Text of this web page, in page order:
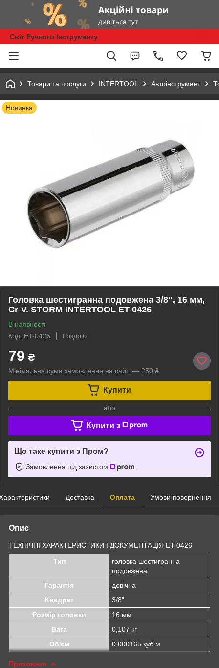
Світ Ручного Інструменту
Товари та послуги INTERTOOL Автоінструмент
Новинка
Головка шестигранна подовжена 3/8", 16 мм,
Cr-V. STORM INTERTOOL ET-0426
В наявності
Код: ET-0426
Роздріб
79 ₴
Мінімальна сума замовлення на сайті — 250 ₴
Купити
або
Купити з
Що таке купити з Пром?
Замовлення під захистом
Доставка Оплата Умови повернення
Опис
ТЕХНІЧНІ ХАРАКТЕРИСТИКИ І ДОКУМЕНТАЦІЯ ET-0426
Тип
головка шестигранна
подовжена
Гарантія
довічна
Квадрат
3/8"
Розмір головки
16 мм
Вага
0,107 кг
Об'єм
0,000165 куб.м
Приховати